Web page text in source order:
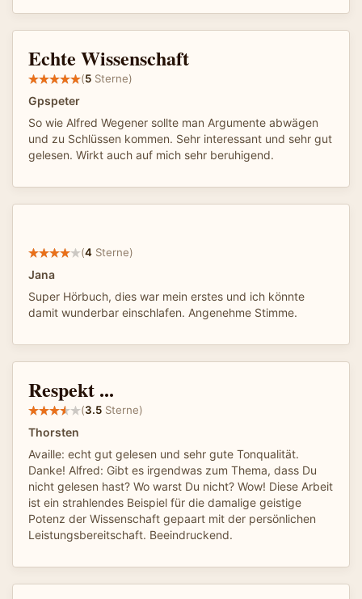
Echte Wissenschaft
(5 Sterne)
Gpspeter
So wie Alfred Wegener sollte man Argumente abwägen
und zu Schlüssen kommen. Sehr interessant und sehr gut
gelesen. Wirkt auch auf mich sehr beruhigend.
(4 Sterne)
Jana
Super Hörbuch, dies war mein erstes und ich könnte
damit wunderbar einschlafen. Angenehme Stimme.
Respekt ...
(3.5 Sterne)
Thorsten
Availle: echt gut gelesen und sehr gute Tonqualität.
Danke! Alfred: Gibt es irgendwas zum Thema, dass Du
nicht gelesen hast? Wo warst Du nicht? Wow! Diese Arbeit
ist ein strahlendes Beispiel für die damalige geistige
Potenz der Wissenschaft gepaart mit der persönlichen
Leistungsbereitschaft. Beeindruckend.